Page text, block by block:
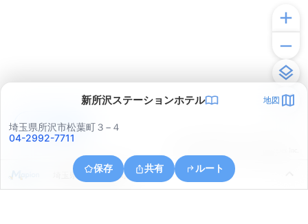
新所沢ステーションホテル 地図
埼玉県所沢市松葉町３−４
04-2992-7711
保存 共有 ルート
埼玉県所沢市岩岡町
アプリで見る